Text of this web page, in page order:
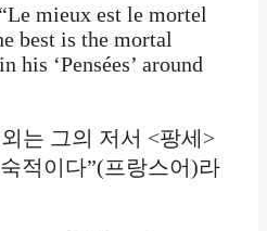
mieux est le mortel
best is the mortal
his ‘Pensées’ around
는 그의 저서 <팡세>
적이다”(프랑스어)라